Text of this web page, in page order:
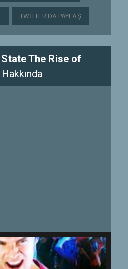
TWITTER'DA PAYLAŞ
The Rise of